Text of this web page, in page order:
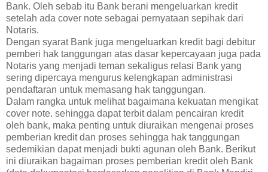
Bank. Oleh sebab itu Bank berani mengeluarkan kredit
setelah ada cover note sebagai pernyataan sepihak dari
Notaris.
Dengan syarat Bank juga mengeluarkan kredit bagi debitur
pemberi hak tanggungan atas dasar kepercayaan juga pada
Notaris yang menjadi teman sekaligus relasi Bank yang
sering dipercaya mengurus kelengkapan administrasi
pendaftaran untuk memasang hak tanggungan.
Dalam rangka untuk melihat bagaimana kekuatan mengikat
cover note. sehingga dapat terbit dalam pencairan kredit
oleh bank, maka penting untuk diuraikan mengenai proses
pemberian kredit dan proses sehingga hak tanggungan
sedemikian dapat menjadi bukti agunan oleh Bank. Berikut
ini diuraikan bagaiman proses pemberian kredit oleh Bank